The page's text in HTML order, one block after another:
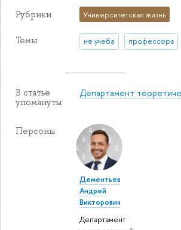
Рубрики Университетская жизнь
Темы не учеба профессора
В статье
упомянуты
Департамент
Персоны
Дементьев
Андрей
Викторович
Департамент